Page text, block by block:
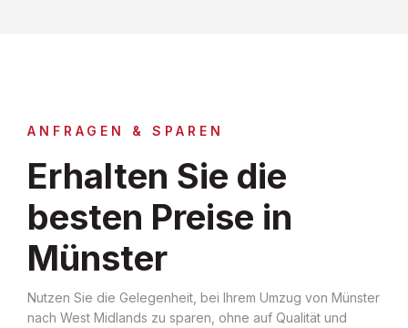
ANFRAGEN & SPAREN
Erhalten Sie die
besten Preise in
Münster
Nutzen Sie die Gelegenheit, bei Ihrem Umzug von Münster
nach West Midlands zu sparen, ohne auf Qualität und